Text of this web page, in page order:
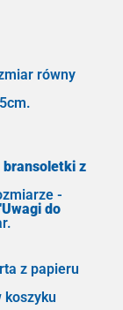
równy
z
-
do
z papieru
koszyku